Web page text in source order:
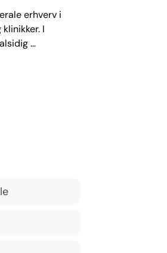
erhverv i
I
til varm